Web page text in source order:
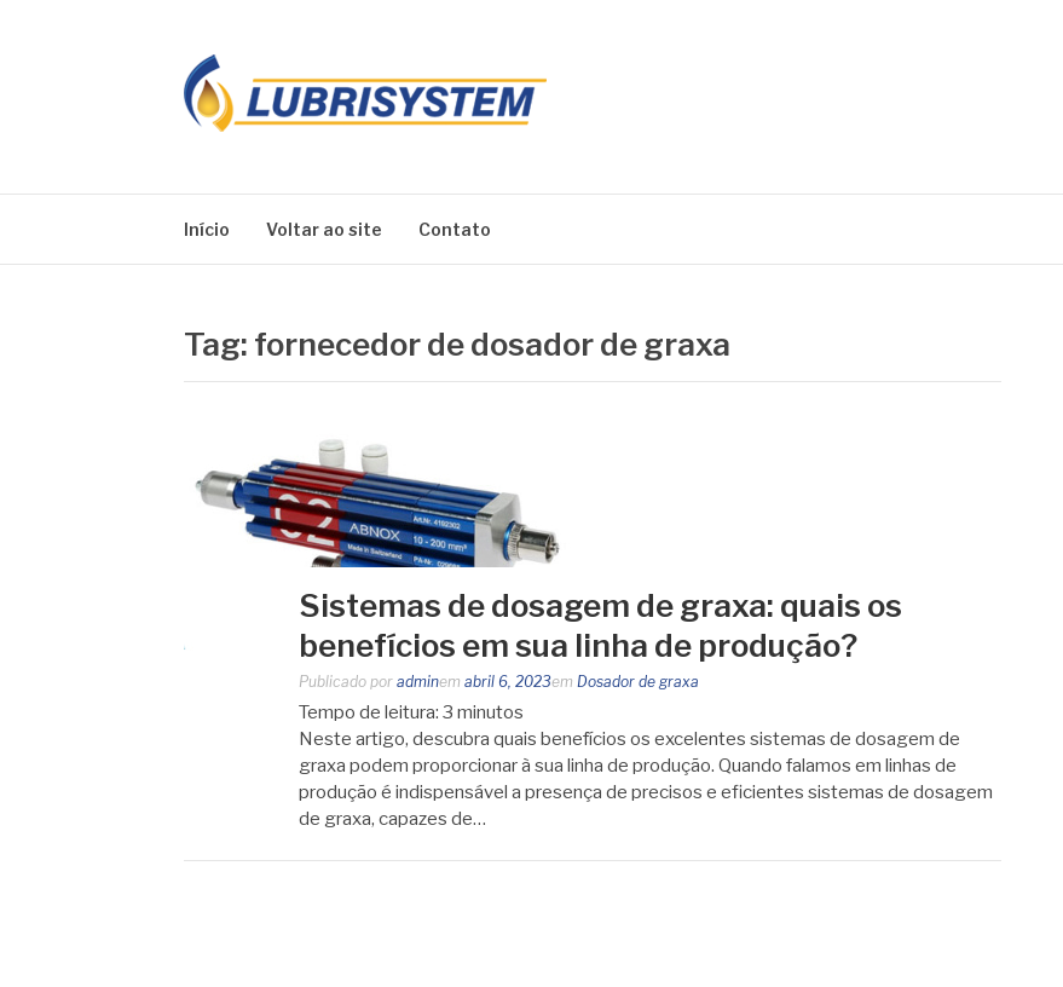
Início Voltar ao site Contato
Tag: fornecedor de dosador de graxa
Sistemas de dosagem de graxa: quais os
benefícios em sua linha de produção?
Publicado por adminem abril 6, 2023em Dosador de graxa
Tempo de leitura: 3 minutos
Neste artigo, descubra quais benefícios os excelentes sistemas de dosagem de
graxa podem proporcionar à sua linha de produção. Quando falamos em linhas de
produção é indispensável a presença de precisos e eficientes sistemas de dosagem
de graxa, capazes de…